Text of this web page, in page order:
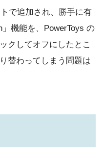
で追加され、勝手に有
機能を、PowerToys の
クしてオフにしたとこ
替わってしまう問題は